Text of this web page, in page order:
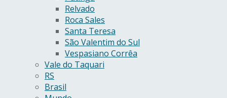
Relvado
Roca Sales
Santa Teresa
São Valentim do Sul
Vespasiano Corrêa
Vale do Taquari
RS
Brasil